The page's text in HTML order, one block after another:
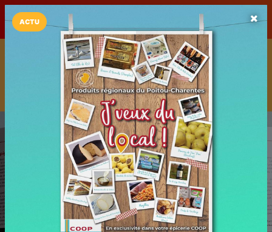
LaCarte Play Store
Installez l'App LaCarte
Téléchargez gratuitement l'app LaCarte pour suivre vos
commerces favoris et ne rien rater !
Télécharger Plus tard
ACTU